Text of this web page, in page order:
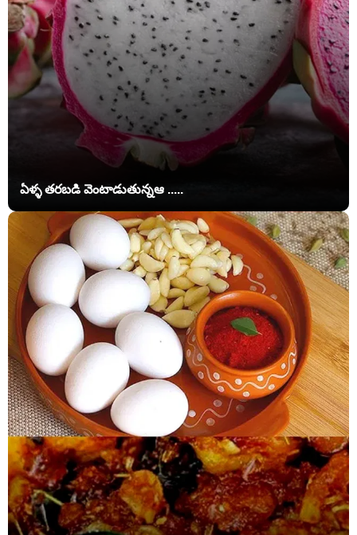
ఏళ్ళ తరబడి వెంటాడుతున్నఆ .....